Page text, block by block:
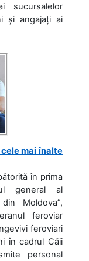
sucursalelor
și angajați ai
mai înalte
în prima
general al
Moldova”,
feroviar
feroviari
în cadrul Căii
personal